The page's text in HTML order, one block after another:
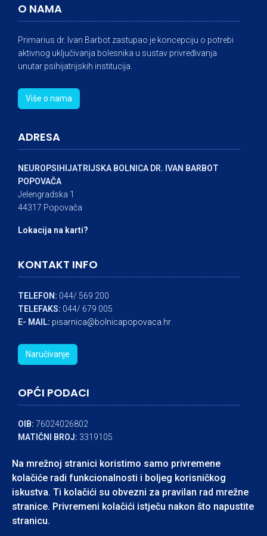
O NAMA
Primarius dr. Ivan Barbot zastupao je koncepciju o potrebi
aktivnog uključivanja bolesnika u sustav privređivanja
unutar psihijatrijskih institucija.
Više o nama
ADRESA
NEUROPSIHIJATRIJSKA BOLNICA DR. IVAN BARBOT
POPOVAČA
Jelengradska 1
44317 Popovača
Lokacija na karti?
KONTAKT INFO
TELEFON: 044/ 569 200
TELEFAKS: 044/ 679 005
E- MAIL: pisarnica@bolnicapopovaca.hr
Naručivanje
OPĆI PODACI
OIB: 76024026802
MATIČNI BROJ: 3319105
BANKA:RAIFFEISEN BANK
© Neuropsihijatrijska bolnica dr. Ivan Barbot Popovača - Izrada:
Na mrežnoj stranici koristimo samo privremene
kolačiće radi funkcionalnosti i boljeg korisničkog
iskustva. Ti kolačići su obvezni za pravilan rad mrežne
stranice. Privremeni kolačići istječu nakon što napustite
stranicu.
accessible